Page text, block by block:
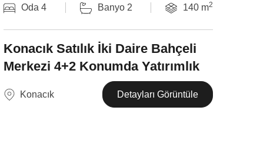
Oda 4 Banyo 2 140 m2
Konacık Satılık İki Daire Bahçeli
Merkezi 4+2 Konumda Yatırımlık
Konacık Detayları Görüntüle